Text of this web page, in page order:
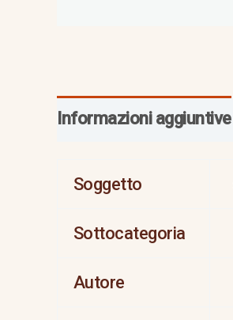
Informazioni aggiuntive
Soggetto
Sottocategoria
Autore